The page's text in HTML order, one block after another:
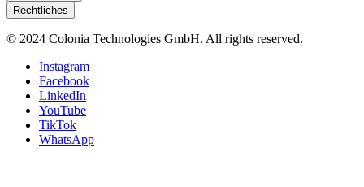
Rechtliches
© 2024 Colonia Technologies GmbH. All rights reserved.
Instagram
Facebook
LinkedIn
YouTube
TikTok
WhatsApp